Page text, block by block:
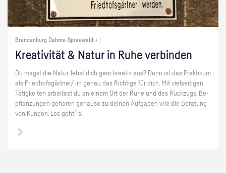
Brandenburg Dahme-Spreewald + |
Krea­ti­vi­tät & Natur in Ruhe ver­bin­den
Du magst die Natur, lebst dich gern krea­tiv aus? Dann ist das Prak­ti­kum
als Fried­hofs­gärt­ner/-in genau das Rich­ti­ge für dich. Mit viel­sei­ti­gen
Tä­tig­kei­ten ar­bei­test du an einem Ort der Ruhe und des Rück­zugs. Be­
pflan­zun­gen ge­hö­ren ge­nau­so zu dei­nen Auf­ga­ben wie die Be­ra­tung
von Kun­den. Los geht´s!